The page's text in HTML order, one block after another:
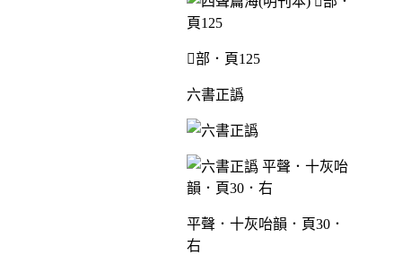
部．頁125
六書正譌
平聲．十灰咍韻．頁30．
右